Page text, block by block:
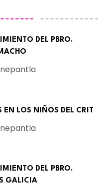
DEL PBRO.
EN LOS NIÑOS DEL CRIT
DEL PBRO.
GALICIA